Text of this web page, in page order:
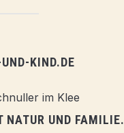
KIND.DE
NATUR UND FAMILIE.